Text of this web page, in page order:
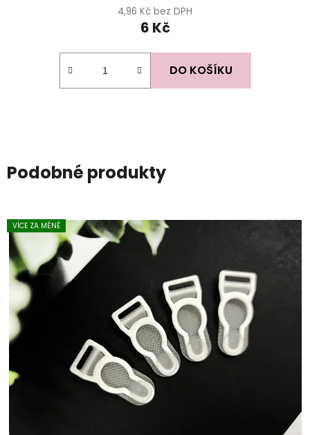
4,96 Kč bez DPH
6 Kč
DO KOŠÍKU
Podobné produkty
VÍCE ZA MÉNĚ